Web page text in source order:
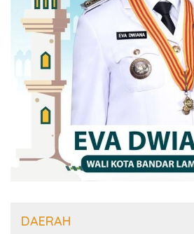
DAERAH